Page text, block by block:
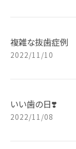
複雑な抜歯症例
2022/11/10
いい歯の日❣️
2022/11/08